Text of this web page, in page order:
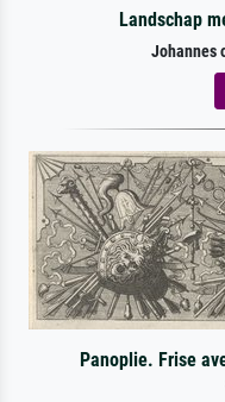
Landschap
Johannes
Panoplie. Frise